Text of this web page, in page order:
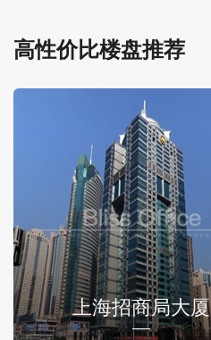
高性价比楼盘推荐
上海招商局大厦